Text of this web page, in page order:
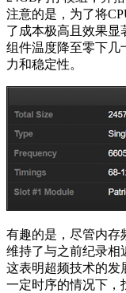
注意的是，为了将
了成本极高且效果显
组件温度降至零下几
力和稳定性。
有趣的是，尽管内存
维持了与之前纪录相
这表明超频技术的发
一定时序的情况下，